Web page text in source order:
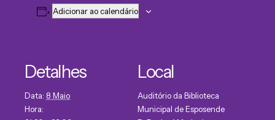
Adicionar ao calendário
Detalhes
Data: 8 Maio
Hora:
Local
Auditório da Biblioteca
Municipal de Esposende